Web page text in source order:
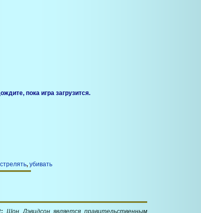
для запуска игры прямо сейчас.
стрелять, убивать
Шон Дэвидсон является правительственным